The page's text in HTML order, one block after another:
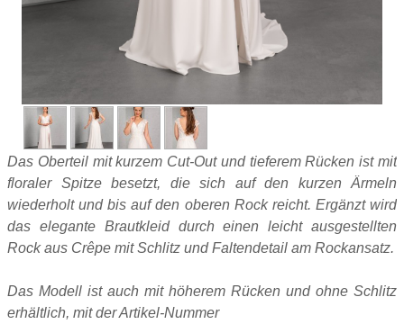
Das Oberteil mit kurzem Cut-Out und tieferem Rücken ist mit
floraler Spitze besetzt, die sich auf den kurzen Ärmeln
wiederholt und bis auf den oberen Rock reicht. Ergänzt wird
das elegante Brautkleid durch einen leicht ausgestellten
Rock aus Crêpe mit Schlitz und Faltendetail am Rockansatz.
Das Modell ist auch mit höherem Rücken und ohne Schlitz
erhältlich, mit der Artikel-Nummer